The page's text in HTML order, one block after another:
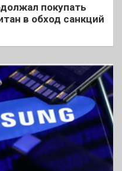
покупать
в обход санкций